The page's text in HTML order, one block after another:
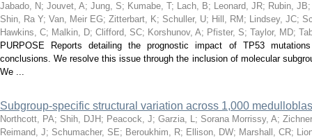
Jabado, N; Jouvet, A; Jung, S; Kumabe, T; Lach, B; Leonard, JR; Rubin, JB
Shin, Ra Y; Van, Meir EG; Zitterbart, K; Schuller, U; Hill, RM ; Lindsey, JC;
Hawkins, C; Malkin, D; Clifford, SC; Korshunov, A; Pfister, S; Taylor, MD;
PURPOSE Reports detailing the prognostic impact of TP53
conclusions. We resolve this issue through the inclusion of molecular
We ...
Subgroup-specific structural variation across 1,000
Northcott, PA; Shih, DJH ; Peacock, J; Garzia, L; Sorana Morrissy, A;
Reimand, J; Schumacher, SE; Beroukhim, R; Ellison, DW; Marshall, CR;